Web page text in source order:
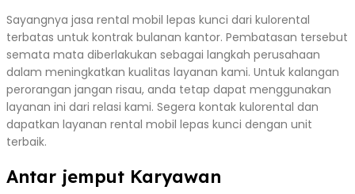
Sayangnya jasa rental mobil lepas kunci dari kulorental
terbatas untuk kontrak bulanan kantor. Pembatasan tersebut
semata mata diberlakukan sebagai langkah perusahaan
dalam meningkatkan kualitas layanan kami. Untuk kalangan
perorangan jangan risau, anda tetap dapat menggunakan
layanan ini dari relasi kami. Segera kontak kulorental dan
dapatkan layanan rental mobil lepas kunci dengan unit
terbaik.
Antar jemput Karyawan